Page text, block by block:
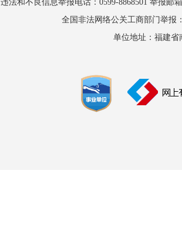
违法和不良信息举报电话：0599-8868501 举报邮
全国非法网络公关工商部门举报
单位地址：福建省